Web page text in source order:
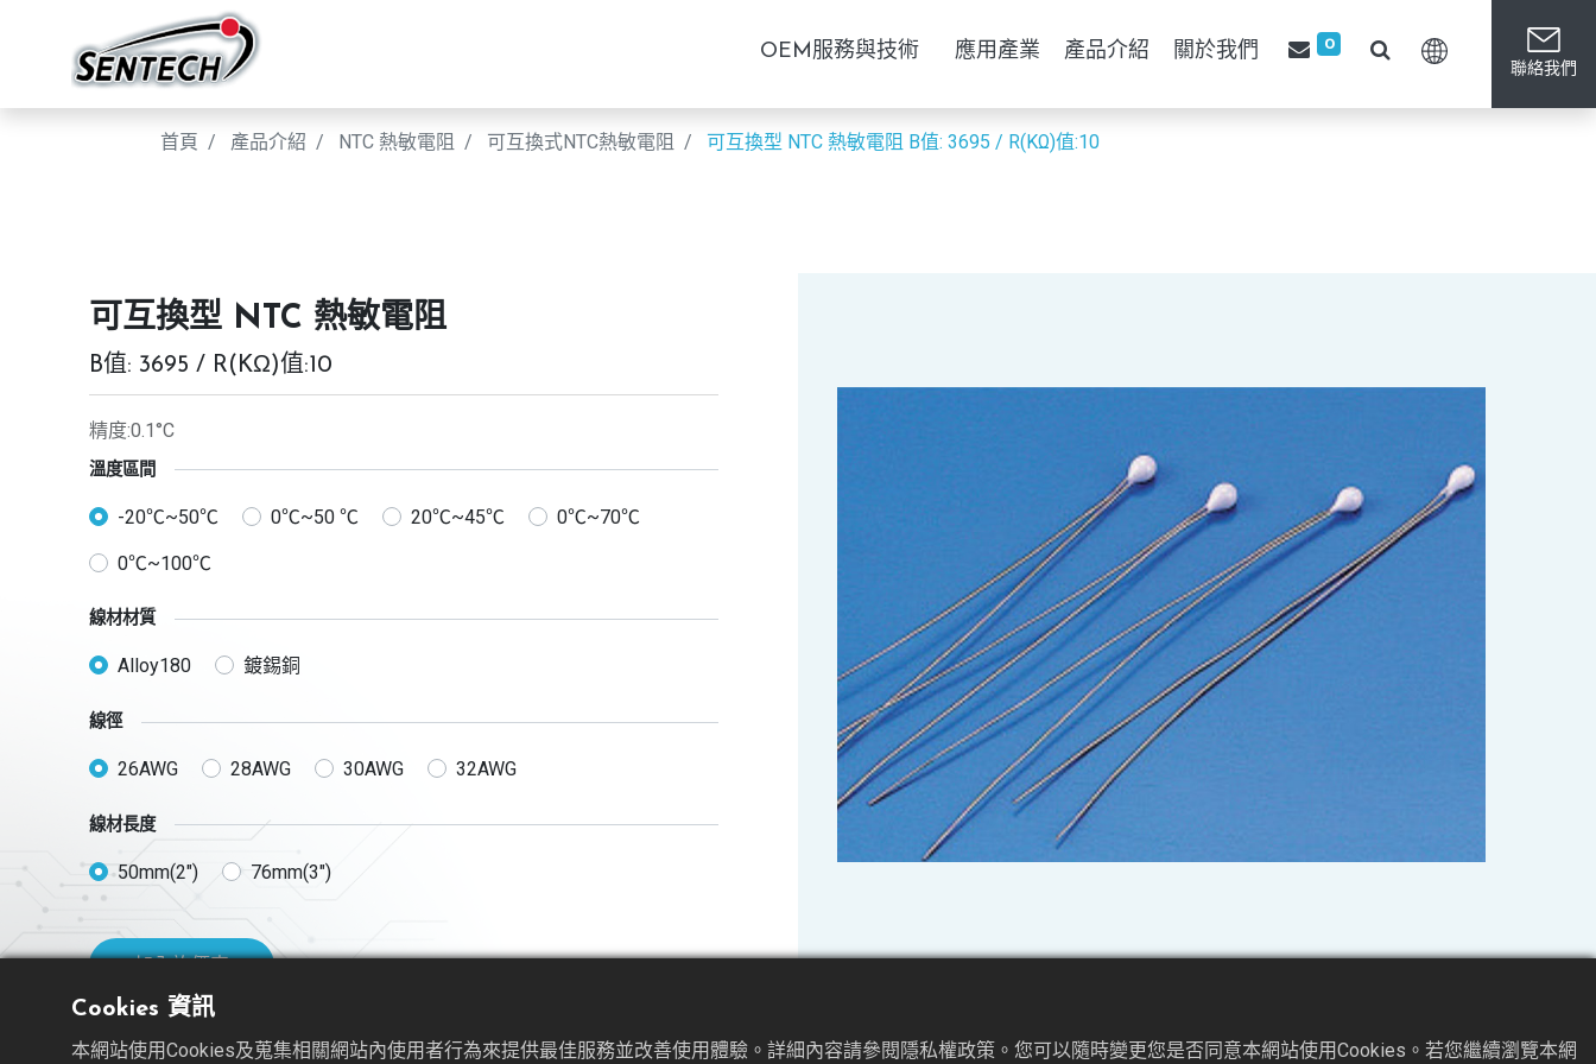
OEM服務與技術 應用產業 產品介紹 關於我們 0
聯絡我們
首頁 產品介紹 NTC 熱敏電阻 可互換式NTC熱敏電阻 可互換型 NTC 熱敏電阻 B值: 3695 / R(KΩ)值:10
可互換型 NTC 熱敏電阻
B值: 3695 / R(KΩ)值:10
精度:0.1°C
溫度區間
-20℃~50℃ 0℃~50 ℃ 20℃~45℃ 0℃~70℃
0℃~100℃
線材材質
Alloy180 鍍錫銅
線徑
26AWG 28AWG 30AWG 32AWG
線材長度
50mm(2") 76mm(3")
加入詢價車
Cookies 資訊
本網站使用Cookies及蒐集相關網站內使用者行為來提供最佳服務並改善使用體驗。詳細內容請參閱隱私權政策。您可以隨時變更您是否同意本網站使用Cookies。若您繼續瀏覽本網